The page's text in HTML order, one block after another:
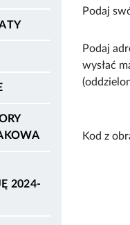
2024-
Podaj
Podaj
wysłać
Kod z